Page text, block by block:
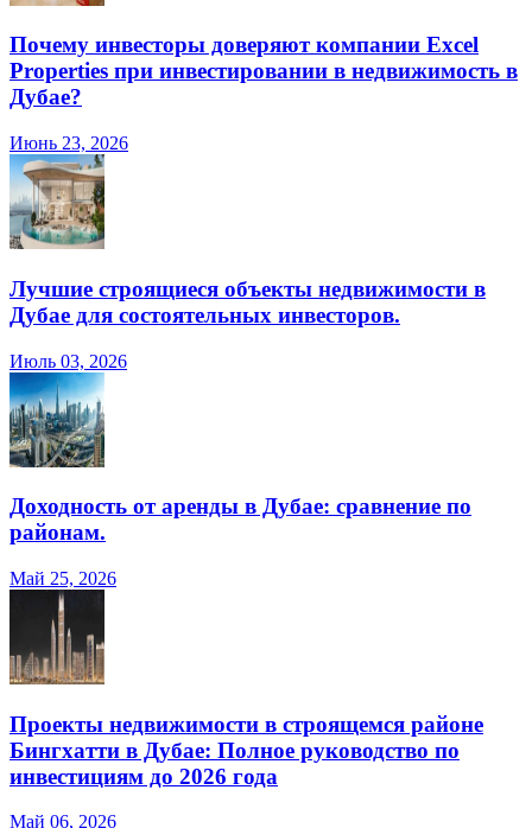
Почему инвесторы доверяют компании Excel
Properties при инвестировании в недвижимость в
Дубае?
Июнь 23, 2026
Лучшие строящиеся объекты недвижимости в
Дубае для состоятельных инвесторов.
Июль 03, 2026
Доходность от аренды в Дубае: сравнение по
районам.
Май 25, 2026
Проекты недвижимости в строящемся районе
Бингхатти в Дубае: Полное руководство по
инвестициям до 2026 года
Май 06, 2026